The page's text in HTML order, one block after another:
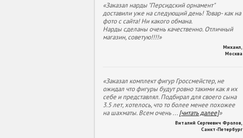
«Заказал нарды "Персидский орнамент"
доставили уже на следующий день! Товар- как на
фото с сайта! Ни какого обмана.
Нарды сделаны очень качественно. Отличный
магазин, советую!!!!»
Михаил
Москва
«Заказал комплект фигур Гроссмейстер, не
ожидал что фигуры будут ровно такими как я их
себе и представлял. Подбирал для своего сына
3.5 лет, хотелось, что то более менее похожее
на шахматы. Всем очень...[читать далее]»
Виталий Сергеевич Фролов
Санкт-Петербург